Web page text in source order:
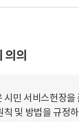
준 시작
의의
시민 서비스헌장
칙 및 방법을 규정